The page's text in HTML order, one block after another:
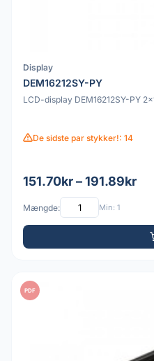
Display
DEM16212SY-PY
LCD-display DEM16212SY-PY
De sidste par stykker!: 14
151.70kr – 191.89kr
Mængde: Min: 1
PDF